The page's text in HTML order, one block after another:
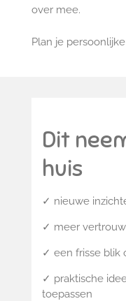
over mee.
Plan je
Dit
huis
✓ nieuwe
✓ meer
✓ een frisse blik
✓ praktische
toepassen